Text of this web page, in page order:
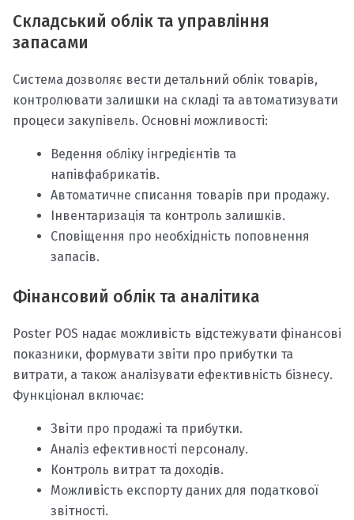
Складський облік та управління
запасами
Система дозволяє вести детальний облік товарів,
контролювати залишки на складі та автоматизувати
процеси закупівель. Основні можливості:
Ведення обліку інгредієнтів та
напівфабрикатів.
Автоматичне списання товарів при продажу.
Інвентаризація та контроль залишків.
Сповіщення про необхідність поповнення
запасів.
Фінансовий облік та аналітика
Poster POS надає можливість відстежувати фінансові
показники, формувати звіти про прибутки та
витрати, а також аналізувати ефективність бізнесу.
Функціонал включає:
Звіти про продажі та прибутки.
Аналіз ефективності персоналу.
Контроль витрат та доходів.
Можливість експорту даних для податкової
звітності.